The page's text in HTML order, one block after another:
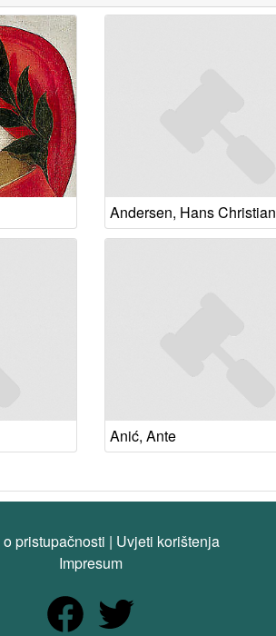
Andersen, Hans Christian
Anić, Ante
pristupačnosti | Uvjeti korištenja
Impresum